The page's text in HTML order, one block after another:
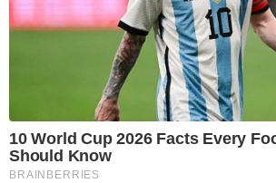
10 World Cup 2026 Facts Every
Should Know
BRAINBERRIES